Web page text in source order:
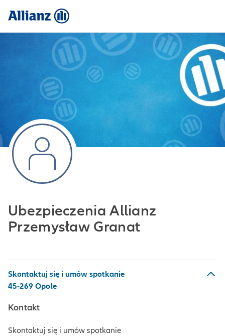
Ubezpieczenia Allianz
Przemysław Granat
Skontaktuj się i umów spotkanie
45-269 Opole
Kontakt
Skontaktuj się i umów spotkanie